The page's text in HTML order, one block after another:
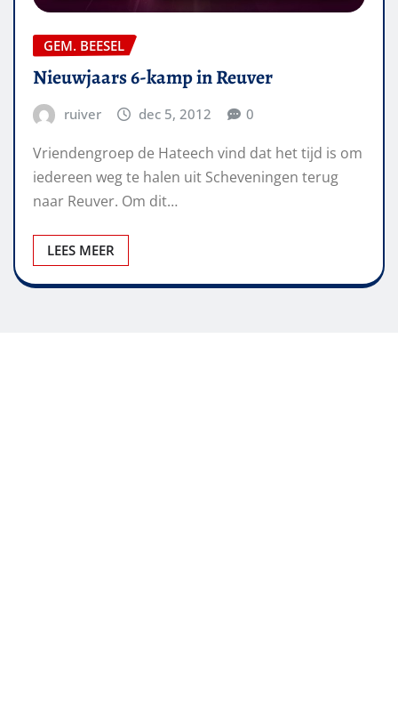
GEM. BEESEL
Nieuwjaars 6-kamp in Reuver
ruiver dec 5, 2012 0
Vriendengroep de Hateech vind dat het tijd is om
iedereen weg te halen uit Scheveningen terug
naar Reuver. Om dit…
LEES MEER